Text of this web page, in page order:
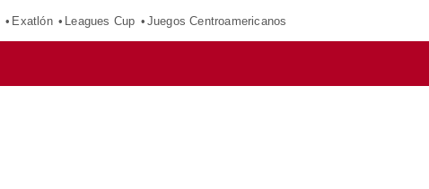
Exatlón Leagues Cup Juegos Centroamericanos